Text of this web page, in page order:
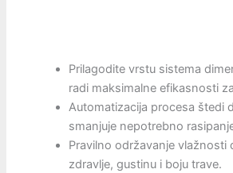
Prilagodite vrstu sistema
radi maksimalne efikasnosti
Automatizacija procesa štedi
smanjuje nepotrebno
Pravilno održavanje vlažnosti
zdravlje, gustinu i boju trave.